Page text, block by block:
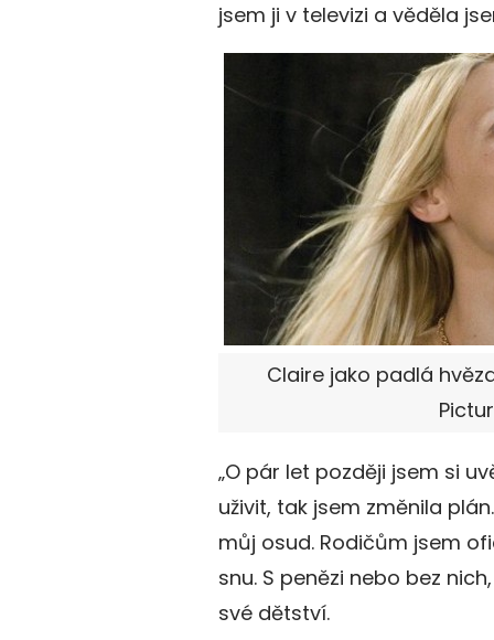
jsem ji v televizi a věděla
Claire jako padlá
„O pár let později jsem si
uživit, tak jsem změnila
můj osud. Rodičům jsem
snu. S penězi nebo bez
své dětství.